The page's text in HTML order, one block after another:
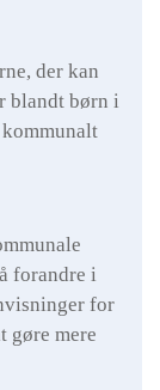
der kan
blandt børn i
forandre i
for
gøre mere